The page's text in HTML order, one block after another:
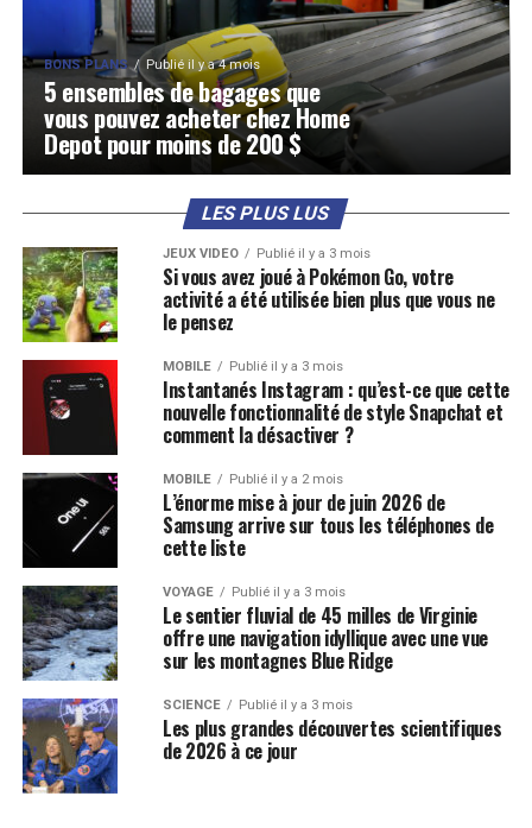
BONS PLANS Publié il y a 4 mois
5 ensembles de bagages que
vous pouvez acheter chez Home
Depot pour moins de 200 $
LES PLUS LUS
JEUX VIDÉO Publié il y a 3 mois
Si vous avez joué à Pokémon Go, votre
activité a été utilisée bien plus que vous ne
le pensez
MOBILE Publié il y a 3 mois
Instantanés Instagram : qu’est-ce que cette
nouvelle fonctionnalité de style Snapchat et
comment la désactiver ?
MOBILE Publié il y a 2 mois
L’énorme mise à jour de juin 2026 de
Samsung arrive sur tous les téléphones de
cette liste
VOYAGE Publié il y a 3 mois
Le sentier fluvial de 45 milles de Virginie
offre une navigation idyllique avec une vue
sur les montagnes Blue Ridge
SCIENCE Publié il y a 3 mois
Les plus grandes découvertes scientifiques
de 2026 à ce jour